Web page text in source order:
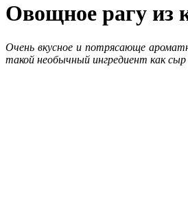
Овощное рагу из
Очень вкусное и потрясающе
такой необычный ингредиент как